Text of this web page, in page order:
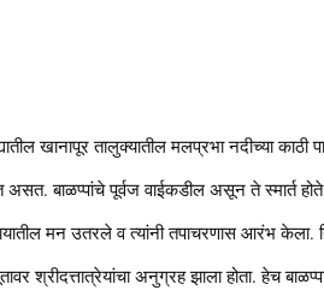
खानापूर तालुक्यातील मलप्रभा नदीच्या काठी
असत. बाळप्पांचे पूर्वज वाईकडील असून ते स्मार्त
मन उतरले व त्यांनी तपाचरणास आरंभ केला.
श्रीदत्तात्रेयांचा अनुग्रह झाला होता. हेच